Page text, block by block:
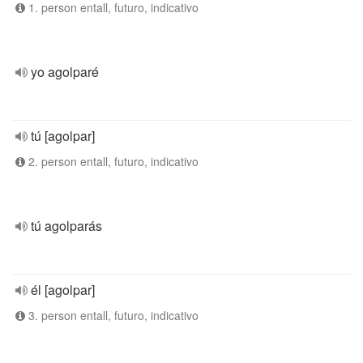
1. person entall, futuro, indicativo
yo agolparé
tú [agolpar]
2. person entall, futuro, indicativo
tú agolparás
él [agolpar]
3. person entall, futuro, indicativo